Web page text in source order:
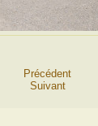
Précédent
Suivant